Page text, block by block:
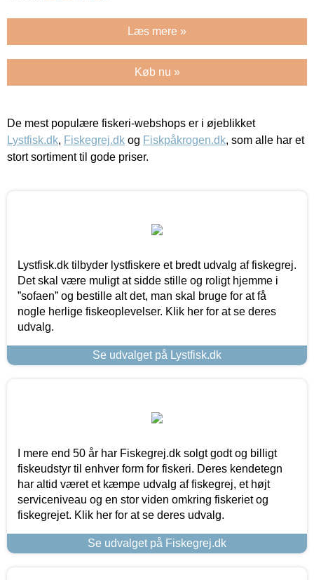
Læs mere »
Køb nu »
De mest populære fiskeri-webshops er i øjeblikket
Lystfisk.dk, Fiskegrej.dk og Fiskpåkrogen.dk, som alle har et
stort sortiment til gode priser.
Lystfisk.dk tilbyder lystfiskere et bredt udvalg af fiskegrej.
Det skal være muligt at sidde stille og roligt hjemme i
”sofaen” og bestille alt det, man skal bruge for at få
nogle herlige fiskeoplevelser. Klik her for at se deres
udvalg.
Se udvalget på Lystfisk.dk
I mere end 50 år har Fiskegrej.dk solgt godt og billigt
fiskeudstyr til enhver form for fiskeri. Deres kendetegn
har altid været et kæmpe udvalg af fiskegrej, et højt
serviceniveau og en stor viden omkring fiskeriet og
fiskegrejet. Klik her for at se deres udvalg.
Se udvalget på Fiskegrej.dk